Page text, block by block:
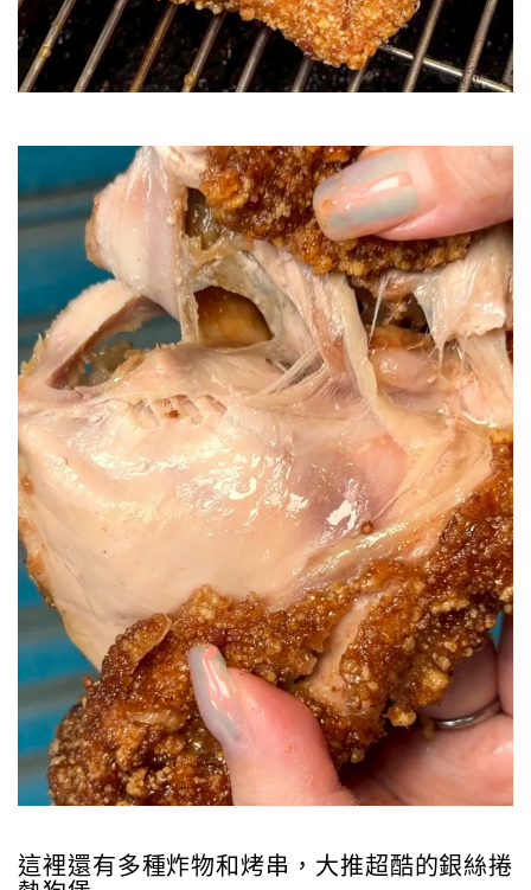
這裡還有多種炸物和烤串，大推超酷的銀絲捲